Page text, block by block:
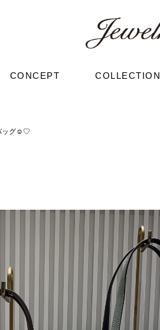
CONCEPT COLLECTION
ッグ☺♡